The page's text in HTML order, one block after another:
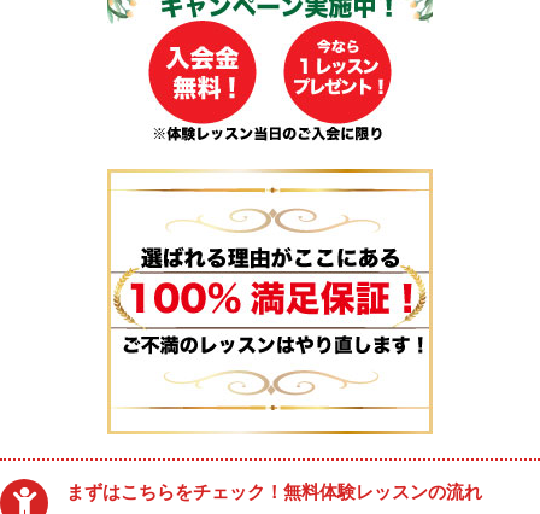
まずはこちらをチェック！無料体験レッスンの流れ